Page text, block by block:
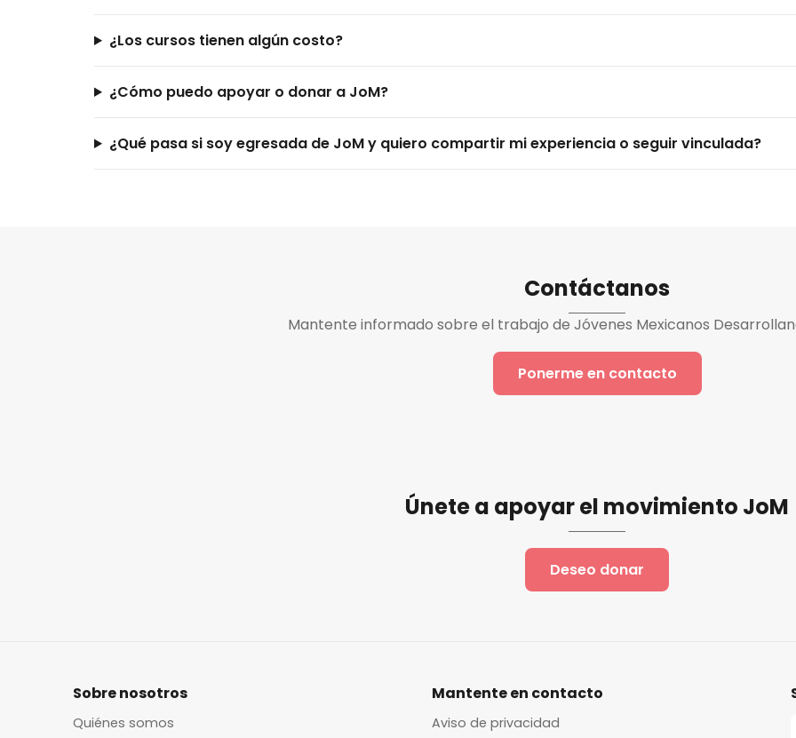
¿Los cursos tienen algún costo?
¿Cómo puedo apoyar o donar a JoM?
¿Qué pasa si soy egresada de JoM y quiero compartir mi experiencia o seguir vinculada?
Contáctanos
Mantente informado sobre el trabajo de Jóvenes Mexicanos
Ponerme en contacto
Únete a apoyar el movimiento JoM
Deseo donar
Sobre nosotros
Quiénes somos
Mantente en contacto
Aviso de privacidad